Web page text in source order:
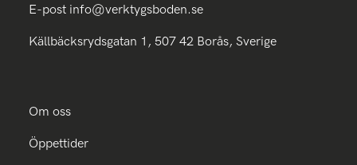
E-post info@verktygsboden.se
Källbäcksrydsgatan 1, 507 42 Borås, Sverige
Om oss
Öppettider